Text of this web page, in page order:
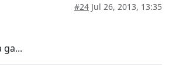
#24 Jul 26, 2013, 13:35
ga...